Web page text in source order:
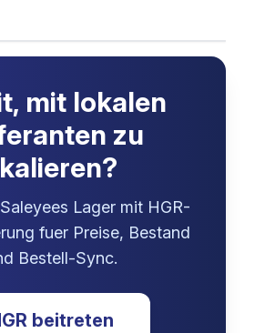
mit lokalen
zu
Lager mit HGR-
fuer Preise, Bestand
Bestell-Sync.
beitreten